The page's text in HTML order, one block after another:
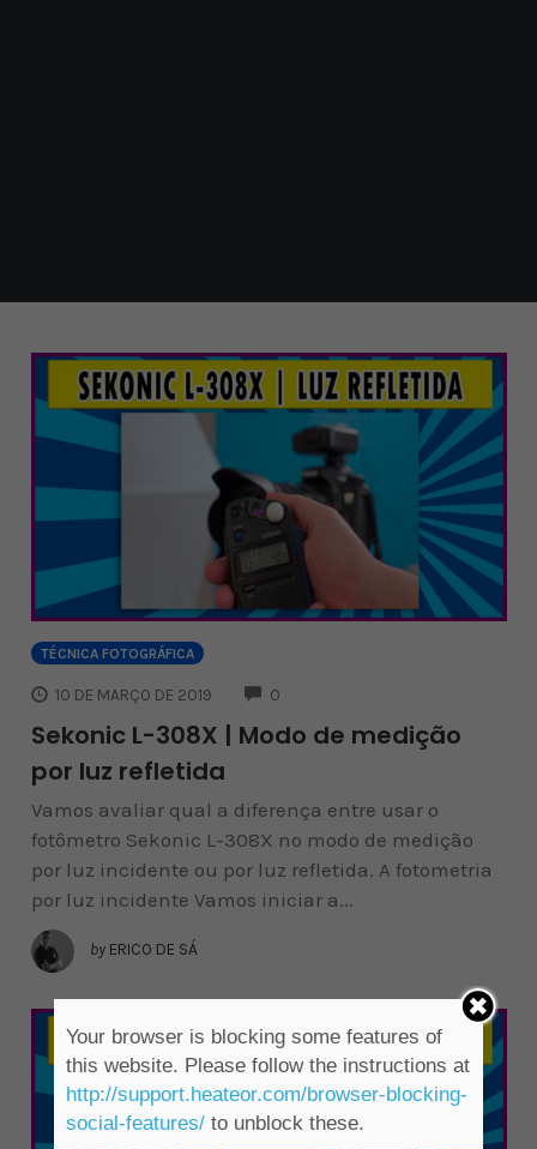
TÉCNICA FOTOGRÁFICA
10 DE MARÇO DE 2019 0
Sekonic L-308X | Modo de medição
por luz refletida
Vamos avaliar qual a diferença entre usar o
fotômetro Sekonic L-308X no modo de medição
por luz incidente ou por luz refletida. A fotometria
por luz incidente Vamos iniciar a...
by ERICO DE SÁ
Your browser is blocking some features of
this website. Please follow the instructions at
http://support.heateor.com/browser-blocking-
social-features/to unblock these.